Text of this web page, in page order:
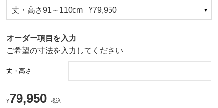
丈・高さ91～110cm ¥79,950
オーダー項目を入力
ご希望の寸法を入力してください
丈・高さ
¥79,950 税込